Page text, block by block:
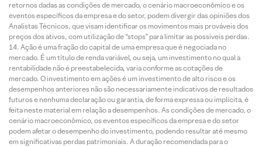
retornos dadas as condições de mercado, o cenário macroeconômico e os
eventos específicos da empresa e do setor, podem divergir das opiniões dos
Analistas Técnicos, que visam identificar os movimentos mais prováveis dos
preços dos ativos, com utilização de “stops” para limitar as possíveis perdas.
Ação é uma fração do capital de uma empresa que é negociada no
mercado. É um título de renda variável, ou seja, um investimento no qual a
rentabilidade não é preestabelecida, varia conforme as cotações de
mercado. O investimento em ações é um investimento de alto risco e os
desempenhos anteriores não são necessariamente indicativos de resultados
futuros e nenhuma declaração ou garantia, de forma expressa ou implícita, é
feita neste material em relação a desempenhos. As condições de mercado, o
cenário macroeconômico, os eventos específicos da empresa e do setor
podem afetar o desempenho do investimento, podendo resultar até mesmo
em significativas perdas patrimoniais. A duração recomendada para o